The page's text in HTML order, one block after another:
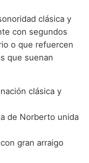
clásica y
con segundos
o que refuercen
que suenan
clásica y
de Norberto unida
gran arraigo